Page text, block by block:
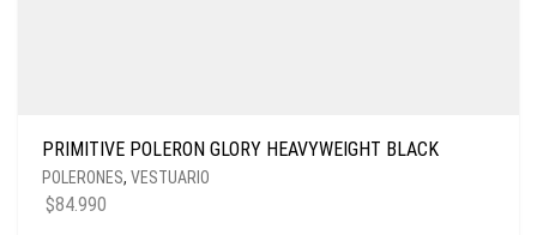
PRIMITIVE POLERON GLORY HEAVYWEIGHT BLACK
POLERONES, VESTUARIO
$84.990